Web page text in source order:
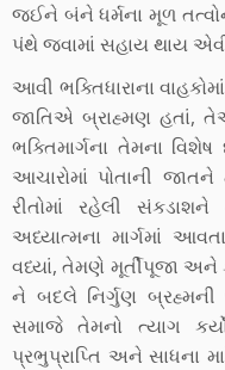
જઈને બંને ધર્મના મૂળ
પંથે જવામાં સહાય થાય એવી
આવી ભક્તિધારાના
જાતિએ બ્રાહ્મણ હતાં,
ભક્તિમાર્ગના તેમના
આચારોમાં પોતાની જાતને
રીતોમાં રહેલી
અધ્યાત્મના માર્ગમાં
વધ્યાં, તેમણે મૂર્તીપૂજા
ને બદલે નિર્ગુણ બ્રહ્મની
સમાજે તેમનો ત્યાગ
પ્રભુપ્રાપ્તિ અને સાધના